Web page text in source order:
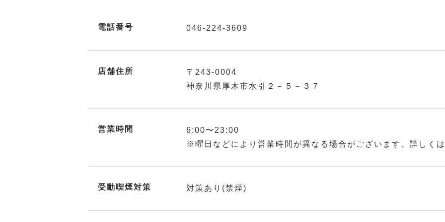
電話番号 046-224-3609
店舗住所
〒243-0004
神奈川県厚木市水引２－５－３７
営業時間
6:00〜23:00
※曜日などにより営業時間が異なる場合がございます。詳しく
受動喫煙対策 対策あり(禁煙)